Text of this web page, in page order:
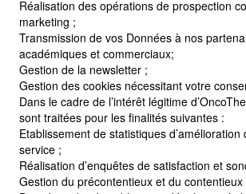
Réalisation des opérations de prospection
marketing ;
Transmission de vos Données à nos
académiques et commerciaux;
Gestion de la newsletter ;
Gestion des cookies nécessitant votre
Dans le cadre de l’intérêt légitime
sont traitées pour les finalités suivantes :
Etablissement de statistiques
service ;
Réalisation d’enquêtes de satisfaction et
Gestion du précontentieux et du contentieux